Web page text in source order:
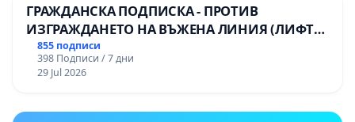
ГРАЖДАНСКА ПОДПИСКА - ПРОТИВ
ИЗГРАЖДАНЕТО НА ВЪЖЕНА ЛИНИЯ (ЛИФТ)
НА ТЕРИТОРИЯТА НА ПРИРОДНА
ЗАБЕЛЕЖИТЕЛНОСТ „ХЪЛМ НА
ОСВОБОДИТЕЛИТЕ“ (БУНАРДЖИК)
855 подписи
398 Подписи / 7 дни
29 Jul 2026